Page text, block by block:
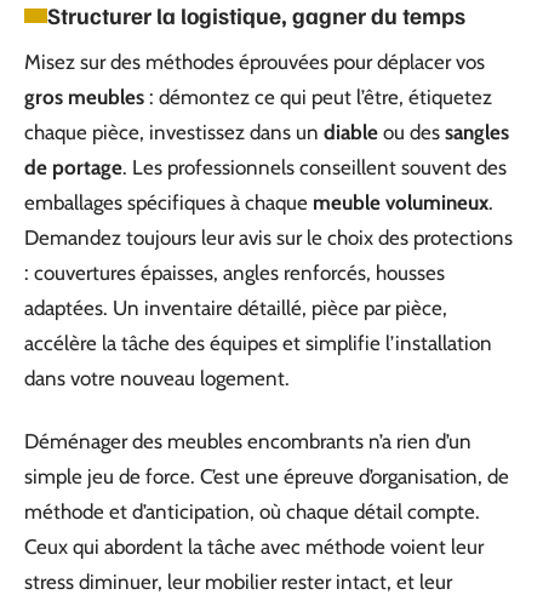
Structurer la logistique, gagner du temps
Misez sur des méthodes éprouvées pour déplacer vos
gros meubles : démontez ce qui peut l’être, étiquetez
chaque pièce, investissez dans un diable ou des sangles
de portage. Les professionnels conseillent souvent des
emballages spécifiques à chaque meuble volumineux.
Demandez toujours leur avis sur le choix des protections
: couvertures épaisses, angles renforcés, housses
adaptées. Un inventaire détaillé, pièce par pièce,
accélère la tâche des équipes et simplifie l’installation
dans votre nouveau logement.
Déménager des meubles encombrants n’a rien d’un
simple jeu de force. C’est une épreuve d’organisation, de
méthode et d’anticipation, où chaque détail compte.
Ceux qui abordent la tâche avec méthode voient leur
stress diminuer, leur mobilier rester intact, et leur